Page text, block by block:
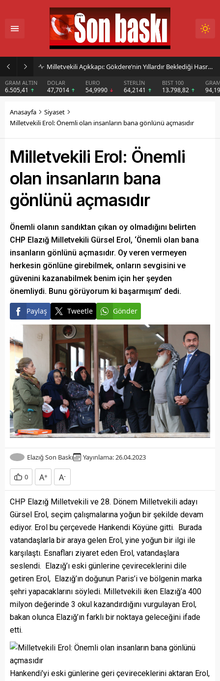
Başkan Sarışın’dan Dem Parti Milletvekili Koçyiğit’in Karakoçan’daki Konuşmasına Sert Tepki
DOLAR
47,7014
EURO
54,9990
STERLİN
64,2141
BIST 100
13.798,82
GRAM GÜMÜŞ
94,19
Anasayfa
Siyaset
Milletvekili Erol: Önemli olan insanların bana gönlünü açmasıdır
Milletvekili Erol: Önemli
olan insanların bana
gönlünü açmasıdır
Önemli olanın sandıktan çıkan oy olmadığını belirten
CHP Elazığ Milletvekili Gürsel Erol, ‘Önemli olan bana
insanların gönlünü açmasıdır. Oy veren vermeyen
herkesin gönlüne girebilmek, onların sevgisini ve
güvenini kazanabilmek benim için her şeyden
önemliydi. Bunu görüyorum ki başarmışım’ dedi.
Paylaş Tweetle Gönder
Elazığ Son Baskı Yayınlama: 26.04.2023
0 A+ A-
CHP Elazığ Milletvekili ve 28. Dönem Milletvekili adayı
Gürsel Erol, seçim çalışmalarına yoğun bir şekilde devam
ediyor. Erol bu çerçevede Hankendi Köyüne gitti. Burada
vatandaşlarla bir araya gelen Erol, yine yoğun bir ilgi ile
karşılaştı. Esnafları ziyaret eden Erol, vatandaşlara
seslendi. Elazığ’ı eski günlerine çevireceklerini dile
getiren Erol, Elazığ’ın doğunun Paris’i ve bölgenin marka
şehri yapacaklarını söyledi. Milletvekili iken Elazığ’a 400
milyon değerinde 3 okul kazandırdığını vurgulayan Erol,
bakan olunca Elazığ’ın farklı bir noktaya geleceğini ifade
etti.
Hankendi’yi eski günlerine geri çevireceklerini aktaran Erol,